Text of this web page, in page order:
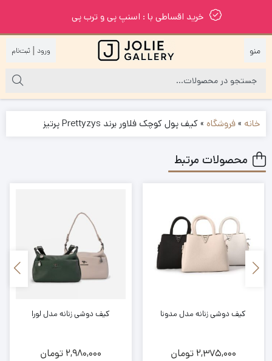
خرید اقساطی با : اسنپ پی و ترب پی
|
خانه »فروشگاه »کیف پول کوچک فلاور برند Prettyzys پرتیز
محصولات مرتبط
کیف دوشی زنانه مدل مدونا
2,375,000 تومان
کیف دوشی زنانه مدل لورا
2,980,000 تومان